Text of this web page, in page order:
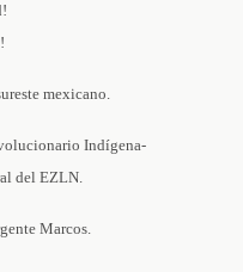
mexicano.
Indígena-
del EZLN.
Marcos.